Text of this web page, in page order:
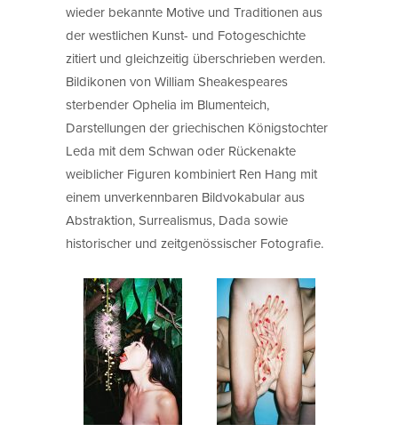
wieder bekannte Motive und Traditionen aus
der westlichen Kunst- und Fotogeschichte
zitiert und gleichzeitig überschrieben werden.
Bildikonen von William Sheakespeares
sterbender Ophelia im Blumenteich,
Darstellungen der griechischen Königstochter
Leda mit dem Schwan oder Rückenakte
weiblicher Figuren kombiniert Ren Hang mit
einem unverkennbaren Bildvokabular aus
Abstraktion, Surrealismus, Dada sowie
historischer und zeitgenössischer Fotografie.